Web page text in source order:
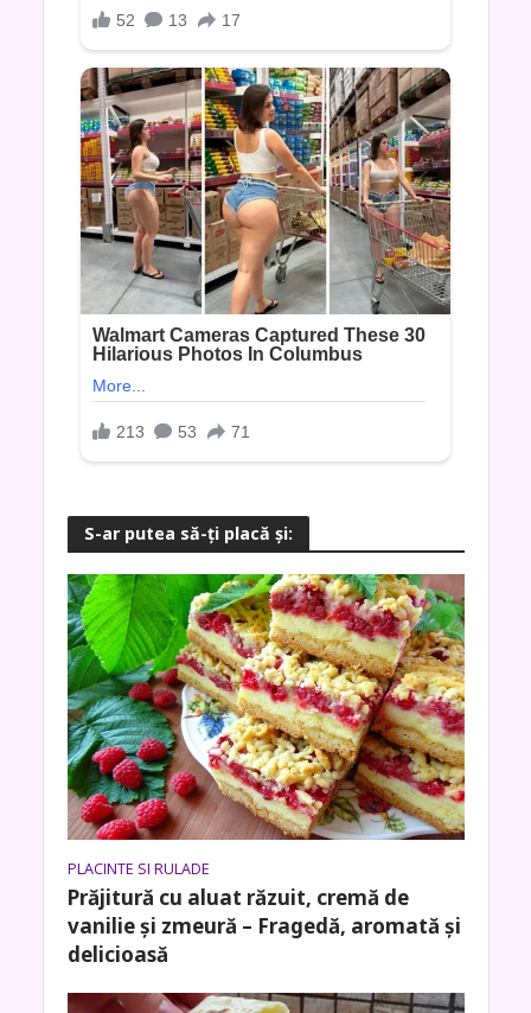
S-ar putea să-ţi placă şi:
PLACINTE SI RULADE
Prăjitură cu aluat răzuit, cremă de
vanilie și zmeură – Fragedă, aromată și
delicioasă